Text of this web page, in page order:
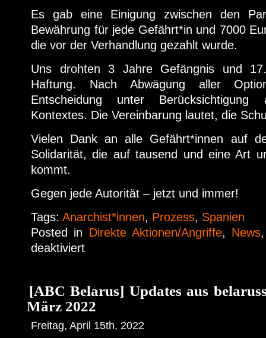
Es gab eine Einigung zwischen den
Bewährung für jede Gefährt*in und 7000
die vor der Verhandlung gezahlt wurde.
Uns drohten 3 Jahre Gefängnis und
Haftung. Nach Abwägung aller
Entscheidung unter
Kontextes. Die Vereinbarung lautet, die
Vielen Dank an alle Gefährt*innen auf
Solidarität, die auf tausend und eine Art
kommt.
Gegen jede Autorität – jetzt und immer!
Tags: Anarchist*innen, Prozess, Spanien
Posted in Direkte Aktionen/Angriffe, News
deaktiviert
[ABC Belarus] Updates aus
März 2022
Freitag, April 15th, 2022